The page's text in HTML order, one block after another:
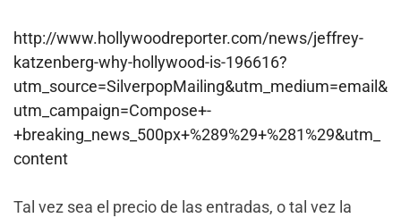
http://www.hollywoodreporter.com/news/jeffrey-
katzenberg-why-hollywood-is-196616?
utm_source=SilverpopMailing&utm_medium=email&
utm_campaign=Compose+-
+breaking_news_500px+%289%29+%281%29&utm_
content
Tal vez sea el precio de las entradas, o tal vez la